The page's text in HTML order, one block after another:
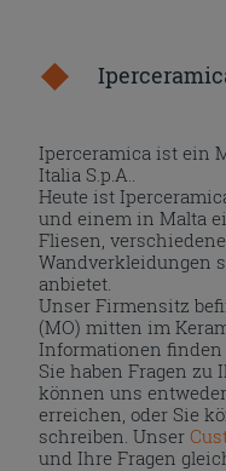
Iperceramica ist ein
Italia S.p.A..
Heute ist
und einem in Malta
Fliesen,
Wandverkleidungen
anbietet.
Unser Firmensitz
(MO) mitten im
Informationen finden
Sie haben Fragen zu
können uns
erreichen, oder Sie
schreiben. Unser
und Ihre Fragen